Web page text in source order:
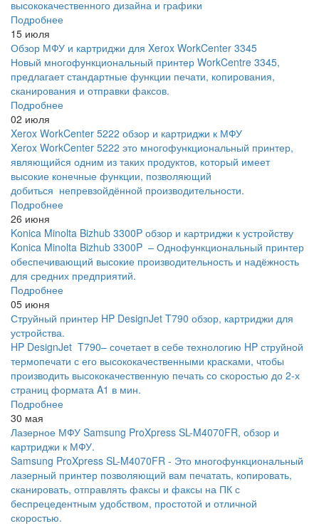
высококачественного дизайна и графики
Подробнее
15 июля
Обзор МФУ и картриджи для Xerox WorkCenter 3345
Новый многофункциональный принтер WorkCentre 3345,
предлагает стандартные функции печати, копирования,
сканирования и отправки факсов.
Подробнее
02 июля
Xerox WorkCenter 5222 обзор и картриджи к МФУ
Xerox WorkCenter 5222 это многофункциональный принтер,
являющийся одним из таких продуктов, который имеет
высокие конечные функции, позволяющий
добиться непревзойдённой производительности.
Подробнее
26 июня
Konica Minolta Bizhub 3300P обзор и картриджи к устройству
Konica Minolta Bizhub 3300P – Однофункциональный принтер
обеспечивающий высокие производительность и надёжность
для средних предприятий.
Подробнее
05 июня
Струйный принтер HP DesignJet T790 обзор, картриджи для
устройства.
HP DesignJet T790– сочетает в себе технологию HP струйной
термопечати с его высококачественными красками, чтобы
производить высококачественную печать со скоростью до 2-х
страниц формата A1 в мин.
Подробнее
30 мая
Лазерное МФУ Samsung ProXpress SL-M4070FR, обзор и
картриджи к МФУ.
Samsung ProXpress SL-M4070FR - Это многофункциональный
лазерный принтер позволяющий вам печатать, копировать,
сканировать, отправлять факсы и факсы на ПК с
беспрецедентным удобством, простотой и отличной
скоростью.